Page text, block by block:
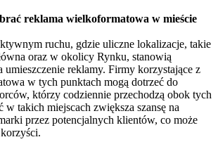
reklama wielkoformatowa w mieście
ruchu, gdzie uliczne lokalizacje, takie
oraz w okolicy Rynku, stanowią
umieszczenie reklamy. Firmy korzystające z
w tych punktach mogą dotrzeć do
którzy codziennie przechodzą obok tych
w takich miejscach zwiększa szansę na
przez potencjalnych klientów, co może